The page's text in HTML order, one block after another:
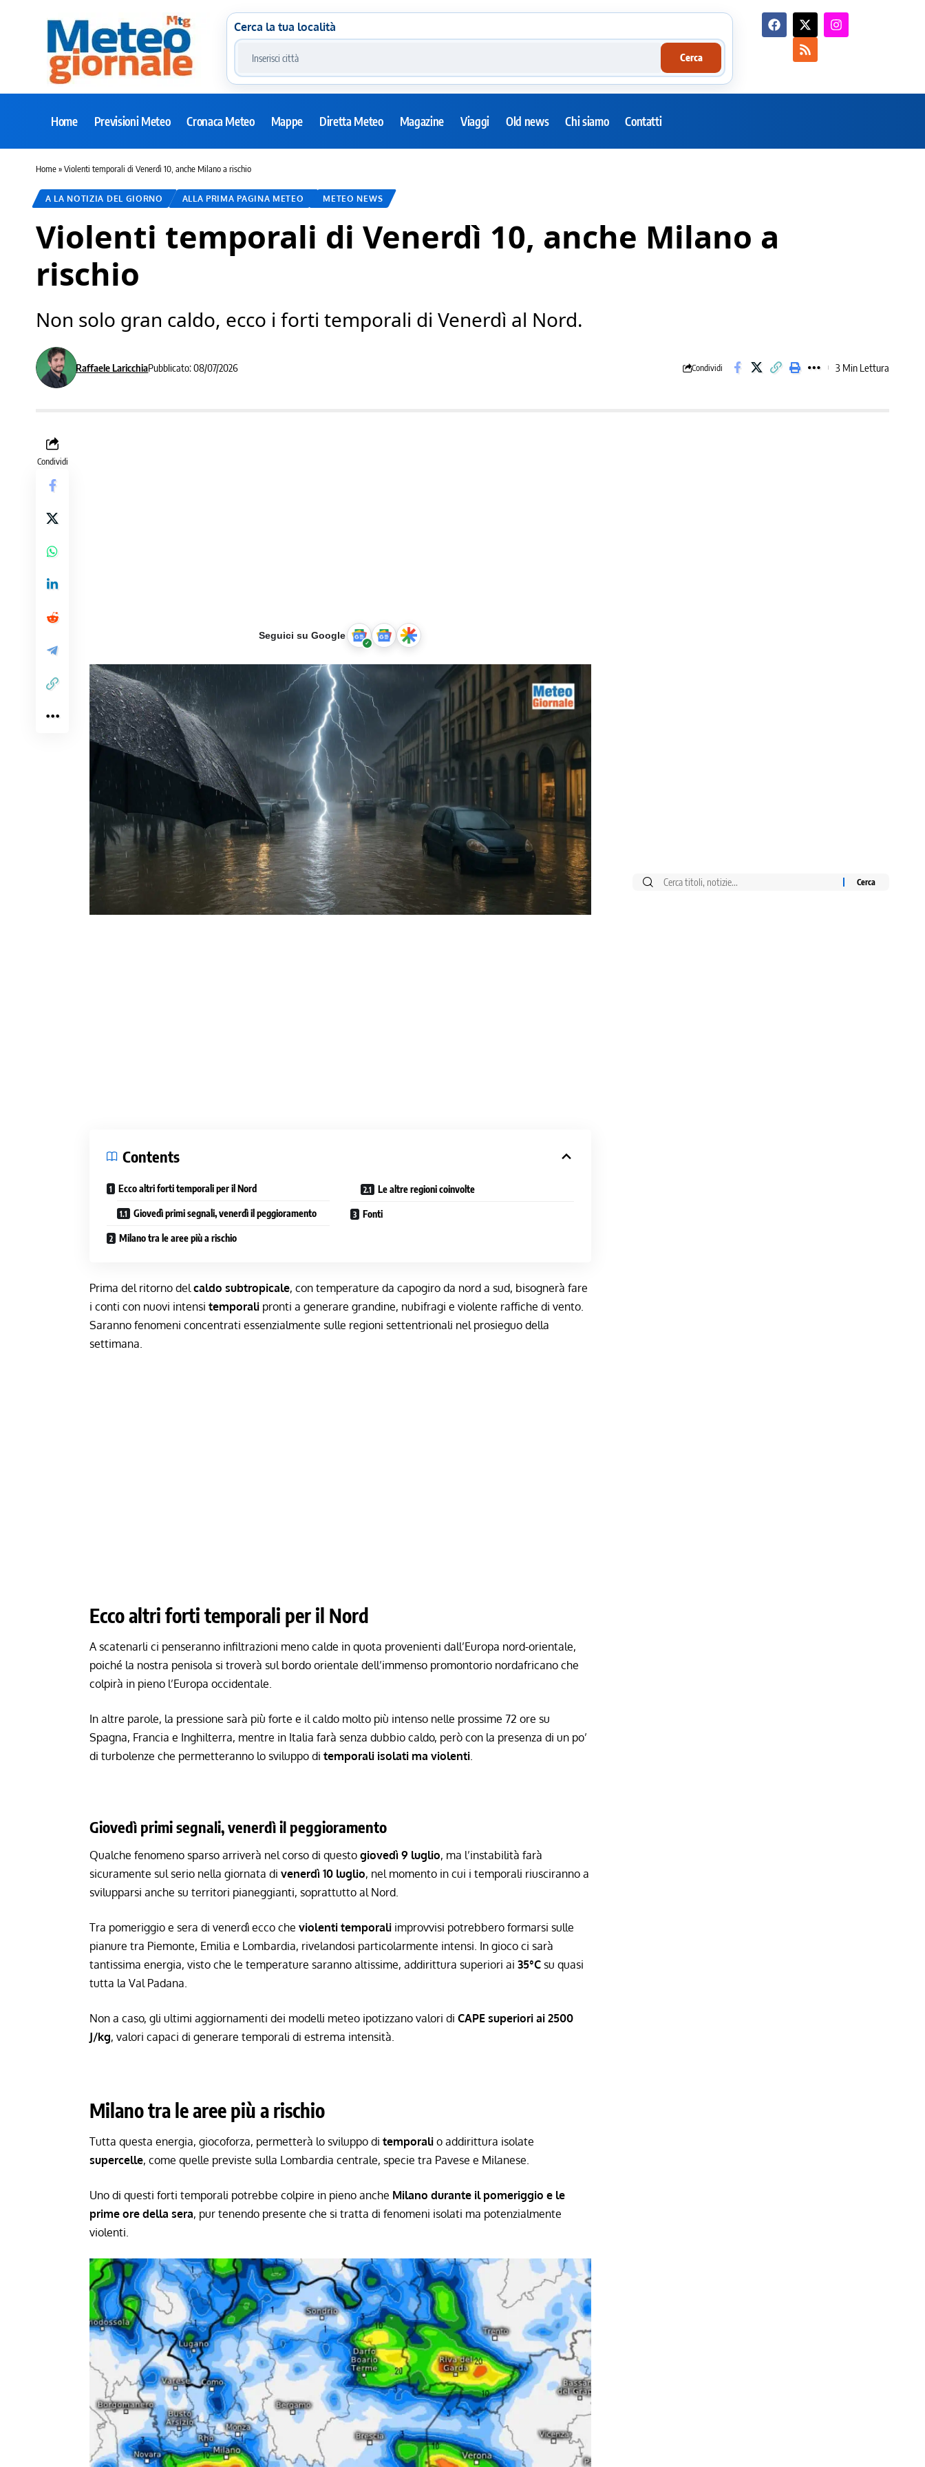
Cerca la tua località
Cerca
Home Previsioni Meteo Cronaca Meteo Mappe Diretta Meteo Magazine Viaggi Old news Chi siamo Contatti
Home»Violenti temporali di Venerdì 10, anche Milano a rischio
A LA NOTIZIA DEL GIORNO ALLA PRIMA PAGINA METEO METEO NEWS
Violenti temporali di Venerdì 10, anche Milano a
rischio
Non solo gran caldo, ecco i forti temporali di Venerdì al Nord.
Raffaele LaricchiaPubblicato: 08/07/2026 Condividi 3 Min Lettura
Condividi
Seguici su Google
Contents
Ecco altri forti temporali per il Nord
Giovedì primi segnali, venerdì il peggioramento
Milano tra le aree più a rischio
Le altre regioni coinvolte
Fonti
Prima del ritorno delcaldo subtropicale, con temperature da capogiro da nord a sud, bisognerà fare
i conti con nuovi intensi temporali pronti a generare grandine, nubifragi e violente raffiche di vento.
Saranno fenomeni concentrati essenzialmente sulle regioni settentrionali nel prosieguo della
settimana.
Ecco altri forti temporali per il Nord
A scatenarli ci penseranno infiltrazioni meno calde in quota provenienti dall’Europa nord-orientale,
poiché la nostra penisola si troverà sul bordo orientale dell’immenso promontorio nordafricano che
colpirà in pieno l’Europa occidentale.
In altre parole, la pressione sarà più forte e il caldo molto più intenso nelle prossime 72 ore su
Spagna, Francia e Inghilterra, mentre in Italia farà senza dubbio caldo, però con la presenza di un po’
di turbolenze che permetteranno lo sviluppo di temporali isolati ma violenti
Giovedì primi segnali, venerdì il peggioramento
Qualche fenomeno sparso arriverà nel corso di questo giovedì 9 luglio, ma l’instabilità farà
sicuramente sul serio nella giornata di venerdì 10 luglio, nel momento in cui i temporali riusciranno a
svilupparsi anche su territori pianeggianti, soprattutto al Nord.
Tra pomeriggio e sera di venerdì ecco che violenti temporali improvvisi potrebbero formarsi sulle
pianure tra Piemonte, Emilia e Lombardia, rivelandosi particolarmente intensi. In gioco ci sarà
tantissima energia, visto che le temperature saranno altissime, addirittura superiori ai 35°C su quasi
tutta la Val Padana.
Non a caso, gli ultimi aggiornamenti dei modelli meteo ipotizzano valori di CAPE superiori ai 2500
J/kg, valori capaci di generare temporali di estrema intensità.
Milano tra le aree più a rischio
Tutta questa energia, giocoforza, permetterà lo sviluppo di temporali o addirittura isolate
supercelle, come quelle previste sulla Lombardia centrale, specie tra Pavese e Milanese.
Uno di questi forti temporali potrebbe colpire in pieno anche Milano durante il pomeriggio e le
prime ore della sera, pur tenendo presente che si tratta di fenomeni isolati ma potenzialmente
violenti.